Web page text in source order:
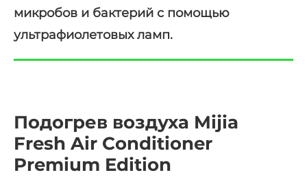
микробов и бактерий с помощью
ультрафиолетовых ламп.
Подогрев воздуха Mijia
Fresh Air Conditioner
Premium Edition